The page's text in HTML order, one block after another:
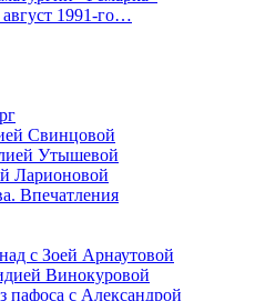
1991-го…
Свинцовой
Утышевой
Ларионовой
Впечатления
с Зоей Арнаутовой
Винокуровой
пафоса с Александрой